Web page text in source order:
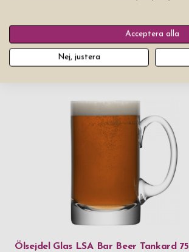
Fickplunta Military Black 18 cl
Pris från 349 kr
Ölsejdel Glas LSA Bar Beer Tankard 75
Acceptera alla
Nej, justera